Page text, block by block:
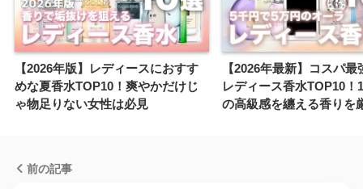
【2026年版】レディースにおすす
めな夏香水TOP10！爽やかだけじ
ゃ物足りない女性は必見
【2026年最新】コスパ最
レディース香水TOP10！
の高級感を纏える香りを
前の記事